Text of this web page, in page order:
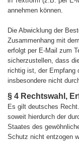
annehmen können.
Die Abwicklung der
Zusammenhang mit
erfolgt per E-Mail zum
sicherzustellen, dass
richtig ist, der Empfang
insbesondere nicht
§ 4 Rechtswahl,
Es gilt deutsches
soweit hierdurch der
Staates des
Schutz nicht entzogen